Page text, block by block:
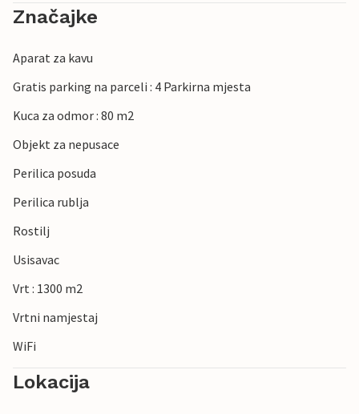
Značajke
Aparat za kavu
Gratis parking na parceli : 4 Parkirna mjesta
Kuca za odmor : 80 m2
Objekt za nepusace
Perilica posuda
Perilica rublja
Rostilj
Usisavac
Vrt : 1300 m2
Vrtni namjestaj
WiFi
Lokacija